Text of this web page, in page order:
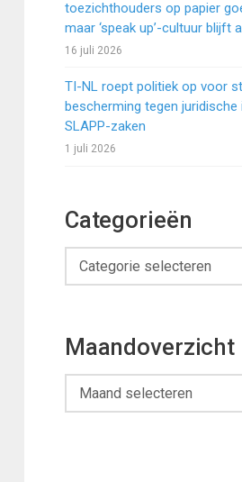
toezichthouders op papier
maar ‘speak up’-cultuur blijft
16 juli 2026
TI-NL roept politiek op voor
bescherming tegen juridische
SLAPP-zaken
1 juli 2026
Categorieën
Categorieën
Maandoverzicht
Maandoverzicht